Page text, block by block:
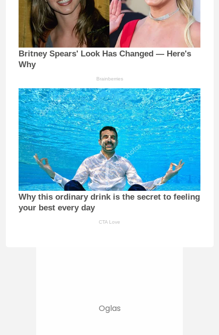
Britney Spears' Look Has Changed — Here's
Why
Brainberries
Why this ordinary drink is the secret to feeling
your best every day
CTA Love